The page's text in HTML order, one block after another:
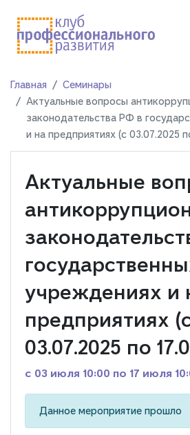
Главная
Семинары
Актуальные вопросы
законодательства РФ в
и на предприятиях (с 03.07.2025
Актуальные
учреждениях и
предприятиях
03.07.2025 по
c 03 июля 10:00 по 17 июля
Данное мероприятие прошло